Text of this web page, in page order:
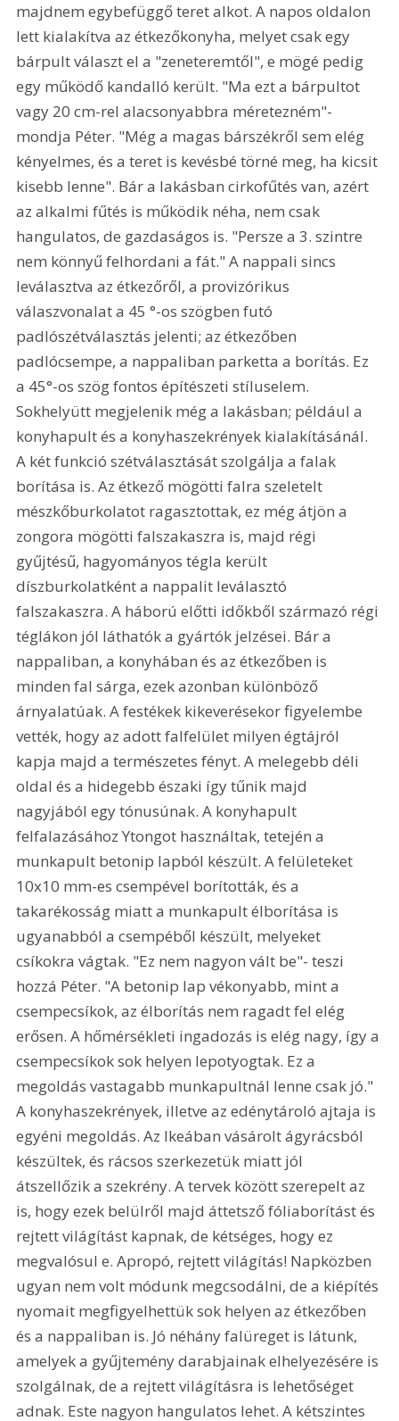
majdnem egybefüggő teret alkot. A napos oldalon
lett kialakítva az étkezőkonyha, melyet csak egy
bárpult választ el a "zeneteremtől", e mögé pedig
egy működő kandalló került. "Ma ezt a bárpultot
vagy 20 cm-rel alacsonyabbra méretezném"-
mondja Péter. "Még a magas bárszékről sem elég
kényelmes, és a teret is kevésbé törné meg, ha kicsit
kisebb lenne". Bár a lakásban cirkofűtés van, azért
az alkalmi fűtés is működik néha, nem csak
hangulatos, de gazdaságos is. "Persze a 3. szintre
nem könnyű felhordani a fát." A nappali sincs
leválasztva az étkezőről, a provizórikus
válaszvonalat a 45 °-os szögben futó
padlószétválasztás jelenti; az étkezőben
padlócsempe, a nappaliban parketta a borítás. Ez
a 45°-os szög fontos építészeti stíluselem.
Sokhelyütt megjelenik még a lakásban; például a
konyhapult és a konyhaszekrények kialakításánál.
A két funkció szétválasztását szolgálja a falak
borítása is. Az étkező mögötti falra szeletelt
mészkőburkolatot ragasztottak, ez még átjön a
zongora mögötti falszakaszra is, majd régi
gyűjtésű, hagyományos tégla került
díszburkolatként a nappalit leválasztó
falszakaszra. A háború előtti időkből származó régi
téglákon jól láthatók a gyártók jelzései. Bár a
nappaliban, a konyhában és az étkezőben is
minden fal sárga, ezek azonban különböző
árnyalatúak. A festékek kikeverésekor figyelembe
vették, hogy az adott falfelület milyen égtájról
kapja majd a természetes fényt. A melegebb déli
oldal és a hidegebb északi így tűnik majd
nagyjából egy tónusúnak. A konyhapult
felfalazásához Ytongot használtak, tetején a
munkapult betonip lapból készült. A felületeket
10x10 mm-es csempével borították, és a
takarékosság miatt a munkapult élborítása is
ugyanabból a csempéből készült, melyeket
csíkokra vágtak. "Ez nem nagyon vált be"- teszi
hozzá Péter. "A betonip lap vékonyabb, mint a
csempecsíkok, az élborítás nem ragadt fel elég
erősen. A hőmérsékleti ingadozás is elég nagy, így a
csempecsíkok sok helyen lepotyogtak. Ez a
megoldás vastagabb munkapultnál lenne csak jó."
A konyhaszekrények, illetve az edénytároló ajtaja is
egyéni megoldás. Az Ikeában vásárolt ágyrácsból
készültek, és rácsos szerkezetük miatt jól
átszellőzik a szekrény. A tervek között szerepelt az
is, hogy ezek belülről majd áttetsző fóliaborítást és
rejtett világítást kapnak, de kétséges, hogy ez
megvalósul e. Apropó, rejtett világítás! Napközben
ugyan nem volt módunk megcsodálni, de a kiépítés
nyomait megfigyelhettük sok helyen az étkezőben
és a nappaliban is. Jó néhány falüreget is látunk,
amelyek a gyűjtemény darabjainak elhelyezésére is
szolgálnak, de a rejtett világításra is lehetőséget
adnak. Este nagyon hangulatos lehet. A kétszintes